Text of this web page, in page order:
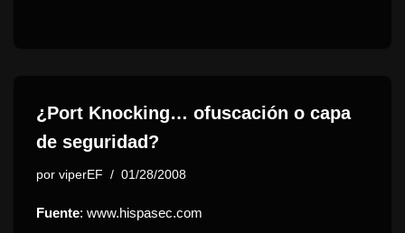
¿Port Knocking… ofuscación o capa
de seguridad?
por viperEF 01/28/2008
Fuente: www.hispasec.com